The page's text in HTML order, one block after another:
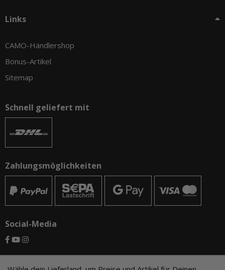
Links
CAMO-Händlershop
Bonus-Artikel
Sitemap
Schnell geliefert mit
Zahlungsmöglichkeiten
Social-Media